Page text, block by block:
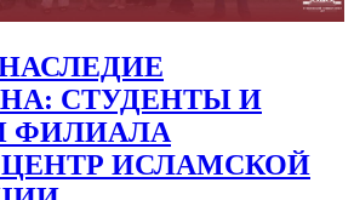
СТУДЕНТЫ И
ФИЛИАЛА
ИСЛАМСКОЙ